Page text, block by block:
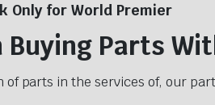
Only for World Premier
Buying Parts
of parts in the services of, our